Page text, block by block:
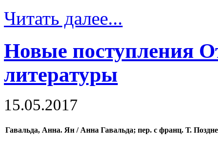
Читать далее...
Новые поступления
литературы
15.05.2017
Гавальда, Анна. Ян / Анна Гавальда; пер. с франц. Т.